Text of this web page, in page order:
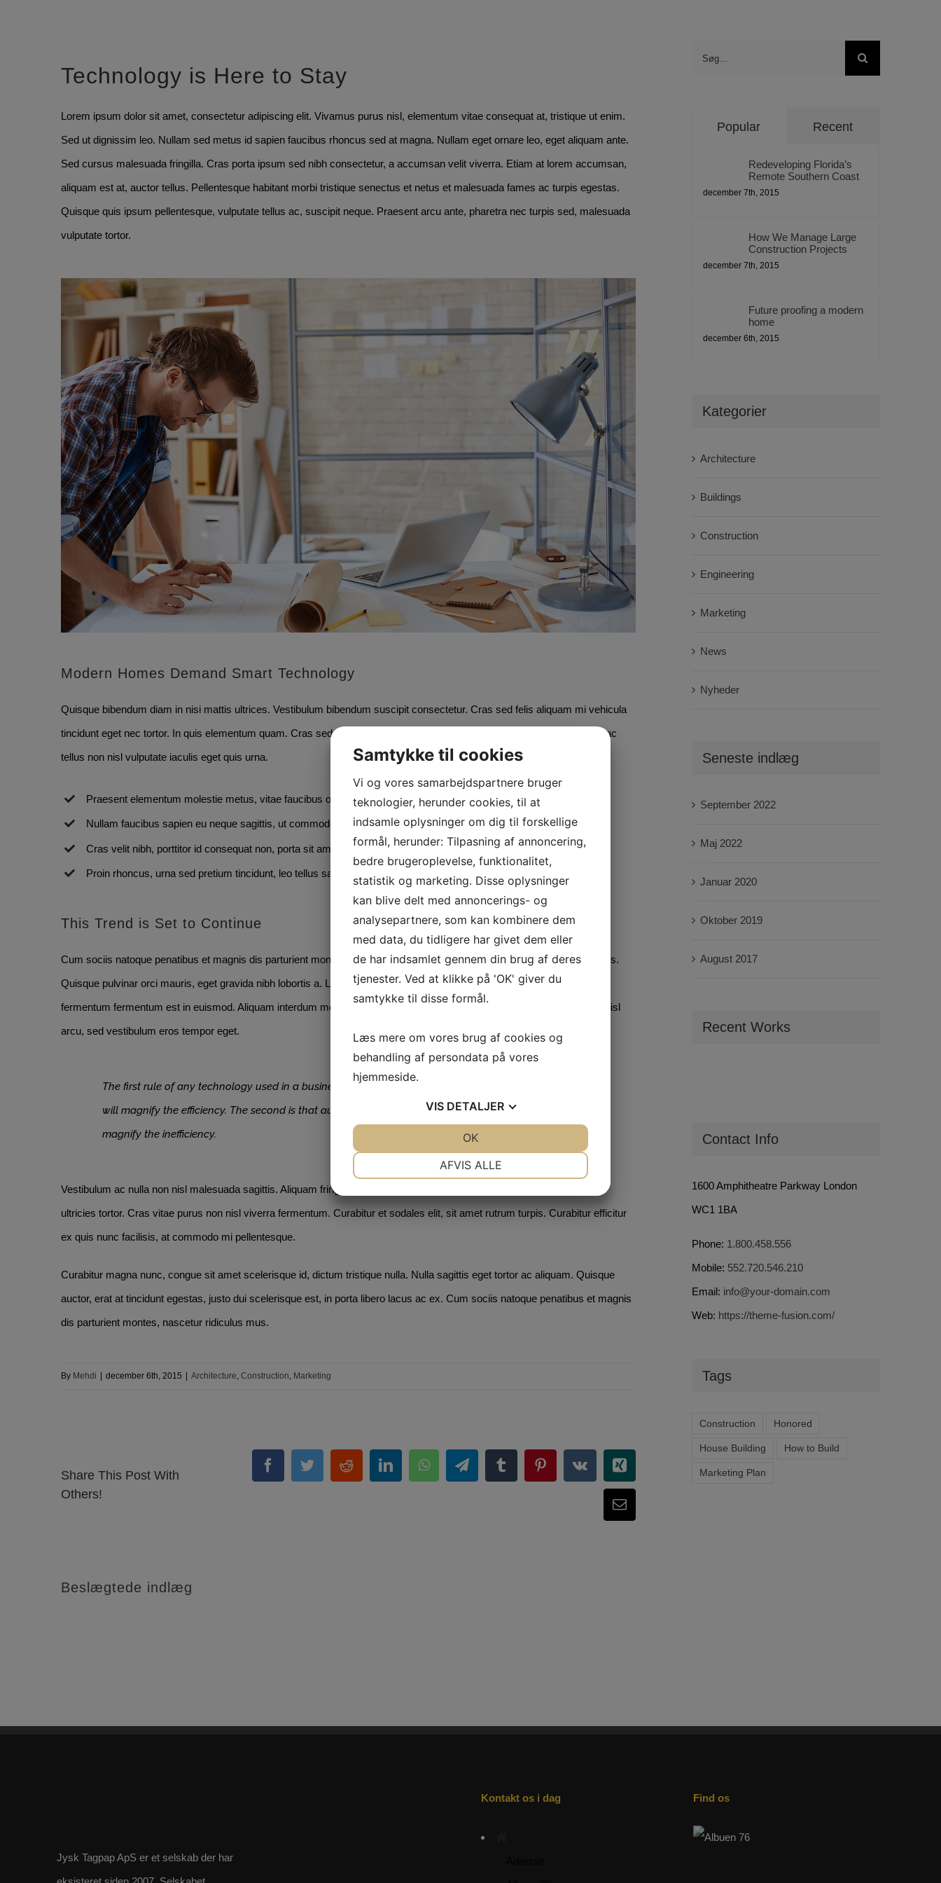
større
Technology is Here to Stay
Lorem ipsum dolor sit amet, consectetur adipiscing elit. Vivamus purus nisl, elementum vitae consequat at, tristique ut enim.
Sed ut dignissim leo. Nullam sed metus id sapien faucibus rhoncus sed at magna. Nullam eget ornare leo, eget aliquam ante.
Sed cursus malesuada fringilla. Cras porta ipsum sed nibh consectetur, a accumsan velit viverra. Etiam at lorem accumsan,
aliquam est at, auctor tellus. Pellentesque habitant morbi tristique senectus et netus et malesuada fames ac turpis egestas.
Quisque quis ipsum pellentesque, vulputate tellus ac, suscipit neque. Praesent arcu ante, pharetra nec turpis sed, malesuada
vulputate tortor.
Modern Homes Demand Smart Technology
Quisque bibendum diam in nisi mattis ultrices. Vestibulum bibendum suscipit consectetur. Cras sed felis aliquam mi vehicula
tincidunt eget nec tortor. In quis elementum quam. Cras sed justo ut ex mollis commodo. Ut porttitor pharetra blandit. Ut ac
tellus non nisl vulputate iaculis eget quis urna.
Praesent elementum molestie metus, vitae faucibus odio euismod vitae.
Nullam faucibus sapien eu neque sagittis, ut commodo nunc porttitor.
Cras velit nibh, porttitor id consequat non, porta sit amet orci.
Proin rhoncus, urna sed pretium tincidunt, leo tellus sagittis velit, et placerat elit dolor non felis.
This Trend is Set to Continue
Cum sociis natoque penatibus et magnis dis parturient montes, nascetur ridiculus mus. Sed fermentum aliquam venenatis.
Quisque pulvinar orci mauris, eget gravida nibh lobortis a. Lorem ipsum dolor sit amet, consectetur adipiscing elit. Proin
fermentum fermentum est in euismod. Aliquam interdum metus a lorem pellentesque pretium id eu velit. Sed sollicitudin nisl
arcu, sed vestibulum eros tempor eget.
The first rule of any technology used in a business is that automation applied to an efficient operation
will magnify the efficiency. The second is that automation applied to an inefficient operation will
magnify the inefficiency.
Vestibulum ac nulla non nisl malesuada sagittis. Aliquam fringilla ex quis porttitor mattis. Nam in lacus porta, porta elit et,
ultricies tortor. Cras vitae purus non nisl viverra fermentum. Curabitur et sodales elit, sit amet rutrum turpis. Curabitur efficitur
ex quis nunc facilisis, at commodo mi pellentesque.
Curabitur magna nunc, congue sit amet scelerisque id, dictum tristique nulla. Nulla sagittis eget tortor ac aliquam. Quisque
auctor, erat at tincidunt egestas, justo dui scelerisque est, in porta libero lacus ac ex. Cum sociis natoque penatibus et magnis
dis parturient montes, nascetur ridiculus mus.
By Mehdi december 6th, 2015 Architecture, Construction, Marketing
Share This Post With
Others!
FacebookTwitterRedditLinkedInWhatsAppTelegramTumblrPinterest
Vk Xing
E-
mail
Beslægtede indlæg
Popular Recent
Redeveloping Florida’s
Remote Southern Coast
december 7th, 2015
How We Manage Large
Construction Projects
december 7th, 2015
Future proofing a modern
home
december 6th, 2015
Kategorier
Architecture
Buildings
Construction
Engineering
Marketing
News
Nyheder
Seneste indlæg
September 2022
Maj 2022
Januar 2020
Oktober 2019
August 2017
Recent Works
Contact Info
1600 Amphitheatre Parkway London
WC1 1BA
Phone: 1.800.458.556
Mobile: 552.720.546.210
Email: info@your-domain.com
Web: https://theme-fusion.com/
Tags
Construction Honored
House Building How to Build
Marketing Plan
Jysk Tagpap ApS er et selskab der har
Kontakt os i dag Find os
Samtykke til cookies
Vi og vores samarbejdspartnere bruger
teknologier, herunder cookies, til at
indsamle oplysninger om dig til forskellige
formål, herunder: Tilpasning af annoncering,
bedre brugeroplevelse, funktionalitet,
statistik og marketing. Disse oplysninger
kan blive delt med annoncerings- og
analysepartnere, som kan kombinere dem
med data, du tidligere har givet dem eller
de har indsamlet gennem din brug af deres
tjenester. Ved at klikke på 'OK' giver du
samtykke til disse formål.
Læs mere om vores brug af cookies og
behandling af persondata på vores
hjemmeside.
VIS DETALJER
MARKETING STATISTIK
AFVIS ALLE
OK